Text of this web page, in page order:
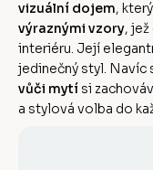
vizuální dojem,
výraznými vzory,
interiéru. Její
jedinečný styl. Navíc
vůči mytí si
a stylová volba do